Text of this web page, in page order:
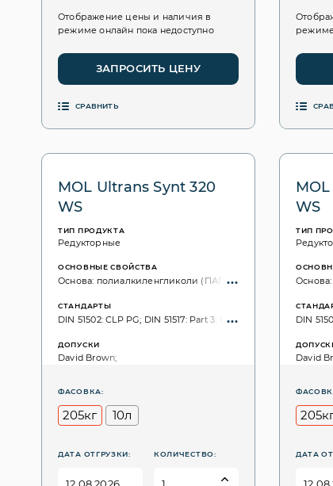
Отображение цены и наличия в
режиме онлайн пока недоступно
ЗАПРОСИТЬ ЦЕНУ
СРАВНИТЬ
режиме
MOL Ultrans Synt 320
WS
ТИП ПРОДУКТА
Редукторные
ОСНОВНЫЕ СВОЙСТВА
Основа: полиалкиленгликоли (ПАГ); синтетическое;
СТАНДАРТЫ
DIN 51502: CLP PG; DIN 51517: Part 3: CLP PG; ISO VG, 3448:
ДОПУСКИ
David Brown;
ФАСОВКА:
205кг 10л
ДАТА ОТГРУЗКИ: КОЛИЧЕСТВО:
WS
ТИП
DIN
David
ДАТА